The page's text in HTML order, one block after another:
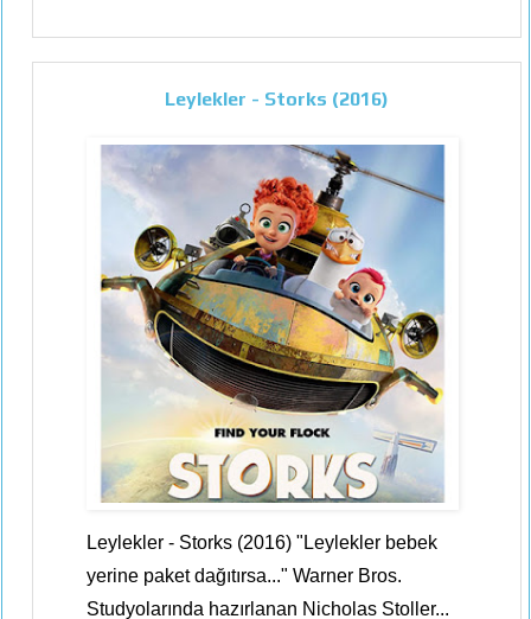
Leylekler - Storks (2016)
Leylekler - Storks (2016) "Leylekler bebek
yerine paket dağıtırsa..." Warner Bros.
Studyolarında hazırlanan Nicholas Stoller...